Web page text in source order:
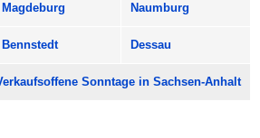
Magdeburg Naumburg
Bennstedt Dessau
Sonntage in Sachsen-Anhalt